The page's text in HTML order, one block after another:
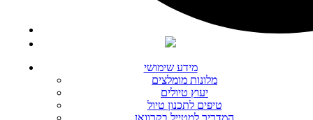
מידע שימושי
מלונות מומלצים
יעוץ טיולים
טיפים לתכנון טיול